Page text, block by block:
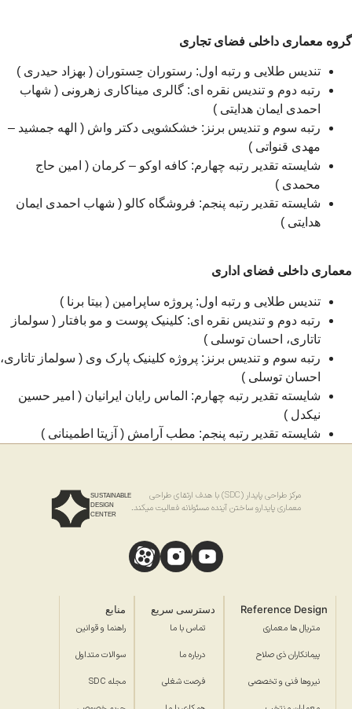
گروه معماری داخلی فضای تجاری
تندیس طلایی و رتبه اول: رستوران حِستوران ( بهزاد حیدری )
رتبه دوم و تندیس نقره ای: گالری میناکاری زهرونی ( شهاب
احمدی ایمان هدایتی )
رتبه سوم و تندیس برنز: خشکشویی دکتر واش ( الهه جمشید –
مهدی قنواتی )
شایسته تقدیر رتبه چهارم: کافه اوکو – کرمان ( امین حاج
محمدی )
شایسته تقدیر رتبه پنجم: فروشگاه کالو ( شهاب احمدی ایمان
هدایتی )
معماری داخلی فضای اداری
تندیس طلایی و رتبه اول: پروژه ساپرامین ( بیتا برنا )
رتبه دوم و تندیس نقره ای: کلینیک پوست و مو بافتار ( سولماز
تاتاری، احسان توسلی )
رتبه سوم و تندیس برنز: پروژه کلینیک پارک وی ( سولماز تاتاری،
احسان توسلی )
شایسته تقدیر رتبه چهارم: الماس رایان ایرانیان ( امیر حسین
نیکدل )
شایسته تقدیر رتبه پنجم: مطب آرامش ( آزیتا اطمینانی )
مرکز طراحی پایدار (SDC) با هدف ارتقای طراحی
معماری پایدارو ساختن آینده مسئولانه فعالیت میکند.
SUSTAINABLE
DESIGN
CENTER
Reference Design
متریال ها معماری
پیمانکاران ذی صلاح
نیروها فنی و تخصصی
دسترسی سریع
تماس با ما
درباره ما
فرصت شغلی
منابع
راهنما و قوانین
سوالات متداول
مجله SDC